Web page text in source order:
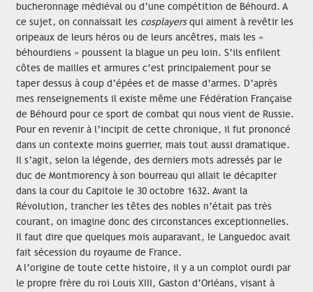
bucheronnage médiéval ou d’une compétition de Béhourd. A
ce sujet, on connaissait les cosplayersqui aiment à revêtir les
oripeaux de leurs héros ou de leurs ancêtres, mais les «
béhourdiens » poussent la blague un peu loin. S’ils enfilent
côtes de mailles et armures c’est principalement pour se
taper dessus à coup d’épées et de masse d’armes. D’après
mes renseignements il existe même une Fédération Française
de Béhourd pour ce sport de combat qui nous vient de Russie.
Pour en revenir à l’incipit de cette chronique, il fut prononcé
dans un contexte moins guerrier, mais tout aussi dramatique.
Il s’agit, selon la légende, des derniers mots adressés par le
duc de Montmorency à son bourreau qui allait le décapiter
dans la cour du Capitole le 30 octobre 1632. Avant la
Révolution, trancher les têtes des nobles n’était pas très
courant, on imagine donc des circonstances exceptionnelles.
Il faut dire que quelques mois auparavant, le Languedoc avait
fait sécession du royaume de France.
A l’origine de toute cette histoire, il y a un complot ourdi par
le propre frère du roi Louis XIII, Gaston d’Orléans, visant à